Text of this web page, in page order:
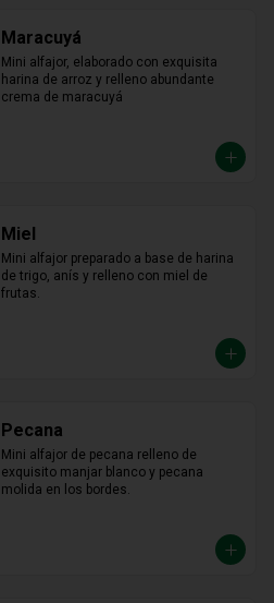
Maracuyá
Mini alfajor, elaborado con exquisita
harina de arroz y relleno abundante
crema de maracuyá
Miel
Mini alfajor preparado a base de harina
de trigo, anís y relleno con miel de
frutas.
Pecana
Mini alfajor de pecana relleno de
exquisito manjar blanco y pecana
molida en los bordes.